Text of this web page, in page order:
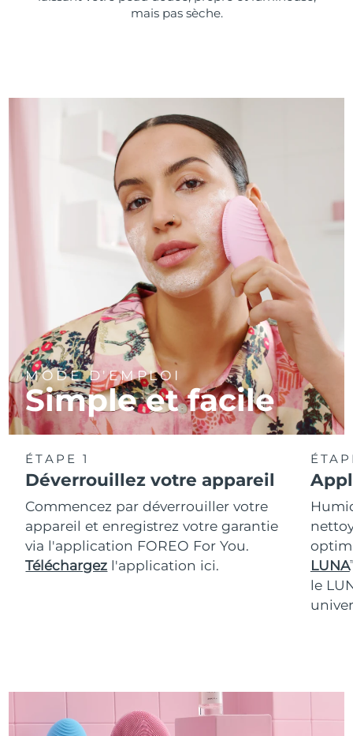
mais pas sèche.
MODE D'EMPLOI
Simple et facile
ÉTAPE 1
Déverrouillez votre appareil
Commencez par déverrouiller votre
appareil et enregistrez votre garantie
via l'application FOREO For You.
Téléchargez l'application ici.
LUNA
le